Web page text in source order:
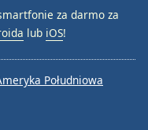
za darmo za
lub iOS!
Południowa